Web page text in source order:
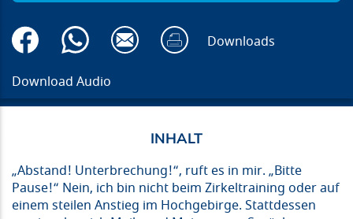
Downloads
Download Audio
„Abstand! Unterbrechung!“, ruft es in mir. „Bitte
Pause!“ Nein, ich bin nicht beim Zirkeltraining oder auf
einem steilen Anstieg im Hochgebirge. Stattdessen